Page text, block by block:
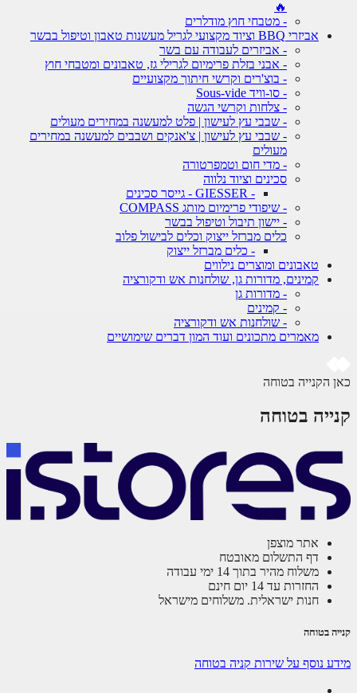
- מטבחי חוץ מודלרים
אביזרי BBQ וציוד מקצועי לגריל מעשנות טאבון וטיפול בבשר
- אביזרים לעבודה עם בשר
- אבני בזלת פרימיום לגרילי גז, טאבונים ומטבחי חוץ
- בוצ'רים וקרשי חיתוך מקצועיים
- סו-וויד Sous-vide
- צלחות וקרשי הגשה
- שבבי עץ לעישון | פלט למעשנה במחירים מעולים
- שבבי עץ לעישון | צ'אנקים ושבבים למעשנה במחירים
מעולים
- מדי חום וטמפרטורה
סכינים וציוד נלווה
- שיפודי פרימיום מותג COMPASS
- יישון תיבול וטיפול בבשר
כלים מברזל ייצוק וכלים לבישול פלוב
- כלים מברזל ייצוק
טאבונים ומוצרים נילווים
קמינים, מדורות גן, שולחנות אש ודקורציה
- מדורות גן
- קמינים
- שולחנות אש ודקורציה
מאמרים מתכונים ועוד המון דברים שימושיים
הקנייה בטוחה
בטוחה
אתר מוצפן
דף התשלום מאובטח
משלוח מהיר בתוך 14 ימי עבודה
החזרות עד 14 יום חינם
חנות ישראלית. משלוחים מישראל
בטוחה
נוסף על שירות קניה בטוחה